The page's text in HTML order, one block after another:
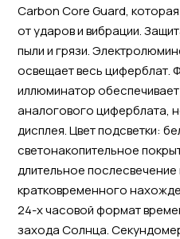
Carbon Core Guard,
от ударов и вибрации.
пыли и грязи.
освещает весь циферблат.
иллюминатор
аналогового циферблата,
дисплея. Цвет подсветки:
светонакопительное
длительное
кратковременного
24-х часовой формат
захода Солнца.